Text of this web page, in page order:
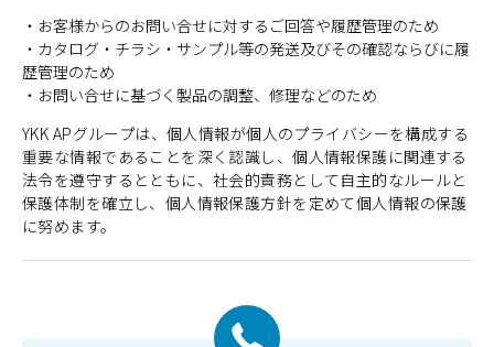
・お客様からのお問い合せに対するご回答や履歴管理のため
・カタログ・チラシ・サンプル等の発送及びその確認ならびに履
歴管理のため
・お問い合せに基づく製品の調整、修理などのため
YKK APグループは、個人情報が個人のプライバシーを構成する
重要な情報であることを深く認識し、個人情報保護に関連する
法令を遵守するとともに、社会的責務として自主的なルールと
保護体制を確立し、個人情報保護方針を定めて個人情報の保護
に努めます。